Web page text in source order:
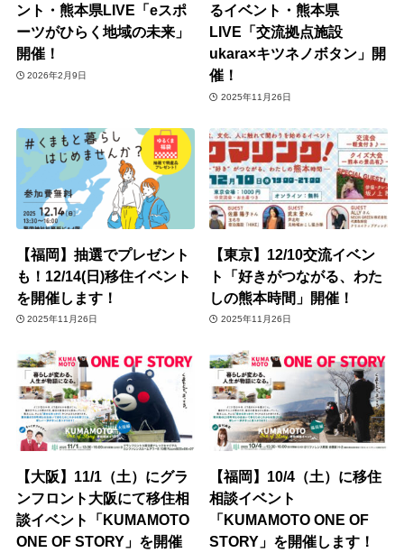
ント・熊本県LIVE「eスポ
ーツがひらく地域の未来」
開催！
2026年2月9日
るイベント・熊本県
LIVE「交流拠点施設
ukara×キツネノボタン」開
催！
2025年11月26日
【福岡】抽選でプレゼント
も！12/14(日)移住イベント
を開催します！
2025年11月26日
【東京】12/10交流イベン
ト「好きがつながる、わた
しの熊本時間」開催！
2025年11月26日
【大阪】11/1（土）にグラ
ンフロント大阪にて移住相
談イベント「KUMAMOTO
ONE OF STORY」を開催
【福岡】10/4（土）に移住
相談イベント
「KUMAMOTO ONE OF
STORY」を開催します！